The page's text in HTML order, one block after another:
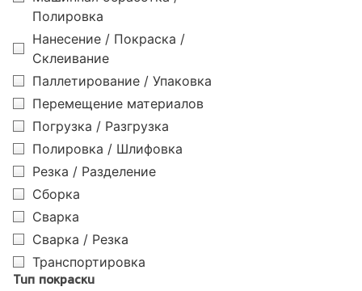
Полировка
Нанесение / Покраска /
Склеивание
Паллетирование / Упаковка
Перемещение материалов
Погрузка / Разгрузка
Полировка / Шлифовка
Резка / Разделение
Сборка
Сварка
Сварка / Резка
Транспортировка
Тип покраски